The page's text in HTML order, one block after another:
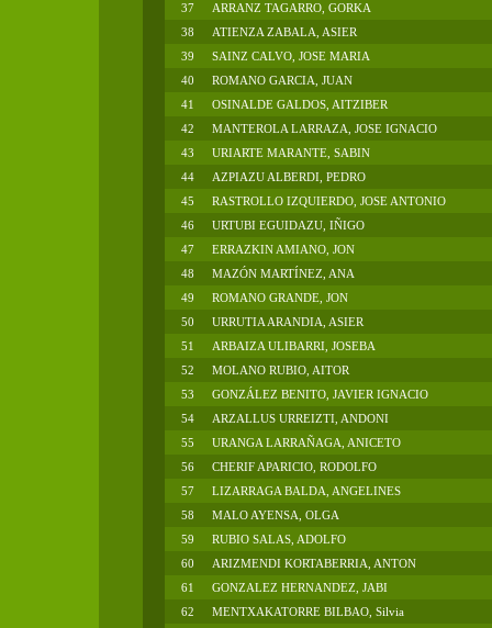
37
ARRANZ TAGARRO, GORKA
38
ATIENZA ZABALA, ASIER
39
SAINZ CALVO, JOSE MARIA
40
ROMANO GARCIA, JUAN
41
OSINALDE GALDOS, AITZIBER
42
MANTEROLA LARRAZA, JOSE IGNACIO
43
URIARTE MARANTE, SABIN
44
AZPIAZU ALBERDI, PEDRO
45
RASTROLLO IZQUIERDO, JOSE ANTONIO
46
URTUBI EGUIDAZU, IÑIGO
47
ERRAZKIN AMIANO, JON
48
MAZÓN MARTÍNEZ, ANA
49
ROMANO GRANDE, JON
50
URRUTIA ARANDIA, ASIER
51
ARBAIZA ULIBARRI, JOSEBA
52
MOLANO RUBIO, AITOR
53
GONZÁLEZ BENITO, JAVIER IGNACIO
54
ARZALLUS URREIZTI, ANDONI
55
URANGA LARRAÑAGA, ANICETO
56
CHERIF APARICIO, RODOLFO
57
LIZARRAGA BALDA, ANGELINES
58
MALO AYENSA, OLGA
59
RUBIO SALAS, ADOLFO
60
ARIZMENDI KORTABERRIA, ANTON
61
GONZALEZ HERNANDEZ, JABI
62
MENTXAKATORRE BILBAO, Silvia